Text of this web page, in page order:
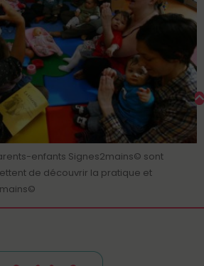
enfants Signes2mains© sont
de découvrir la pratique et